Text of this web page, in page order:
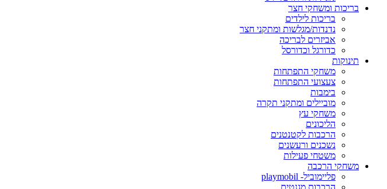
בריכות ומשחקי חצר
בריכות לילדים
נדנדות/מגלשות ומתקני חצר
אביזרים לבריכה
כדורגל וכדורסל
תינוקות
משחקי התפתחות
צעצועי התפתחות
בימבות
מוביילים ומתקני תקרה
משחקי עץ
הליכונים
הרכבות לקטנטנים
נשכנים ורעשנים
משטחי פעילות
משחקי הרכבה
פליימוביל- playmobil
הרכבות מגנטים